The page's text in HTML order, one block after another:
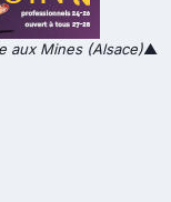
aux Mines (Alsace)▲